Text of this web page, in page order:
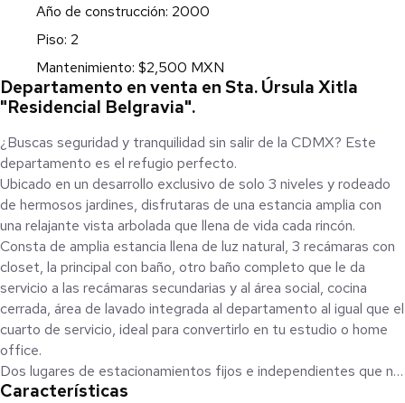
Año de construcción: 2000
Piso: 2
Mantenimiento: $2,500 MXN
Departamento en venta en Sta. Úrsula Xitla
"Residencial Belgravia".
¿Buscas seguridad y tranquilidad sin salir de la CDMX? Este
departamento es el refugio perfecto.
Ubicado en un desarrollo exclusivo de solo 3 niveles y rodeado
de hermosos jardines, disfrutaras de una estancia amplia con
una relajante vista arbolada que llena de vida cada rincón.
Consta de amplia estancia llena de luz natural, 3 recámaras con
closet, la principal con baño, otro baño completo que le da
servicio a las recámaras secundarias y al área social, cocina
cerrada, área de lavado integrada al departamento al igual que el
cuarto de servicio, ideal para convertirlo en tu estudio o home
office.
Dos lugares de estacionamientos fijos e independientes que no
se estorban entre sí.
Características